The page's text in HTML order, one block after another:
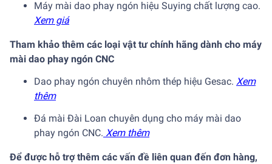
Máy mài dao phay ngón hiệu Suying chất lượng cao.
Xem giá
Tham khảo thêm các loại vật tư chính hãng dành cho máy
mài dao phay ngón CNC
Dao phay ngón chuyên nhôm thép hiệu Gesac. Xem
thêm
Đá mài Đài Loan chuyên dụng cho máy mài dao
phay ngón CNC. Xem thêm
Để được hỗ trợ thêm các vấn đề liên quan đến đơn hàng,